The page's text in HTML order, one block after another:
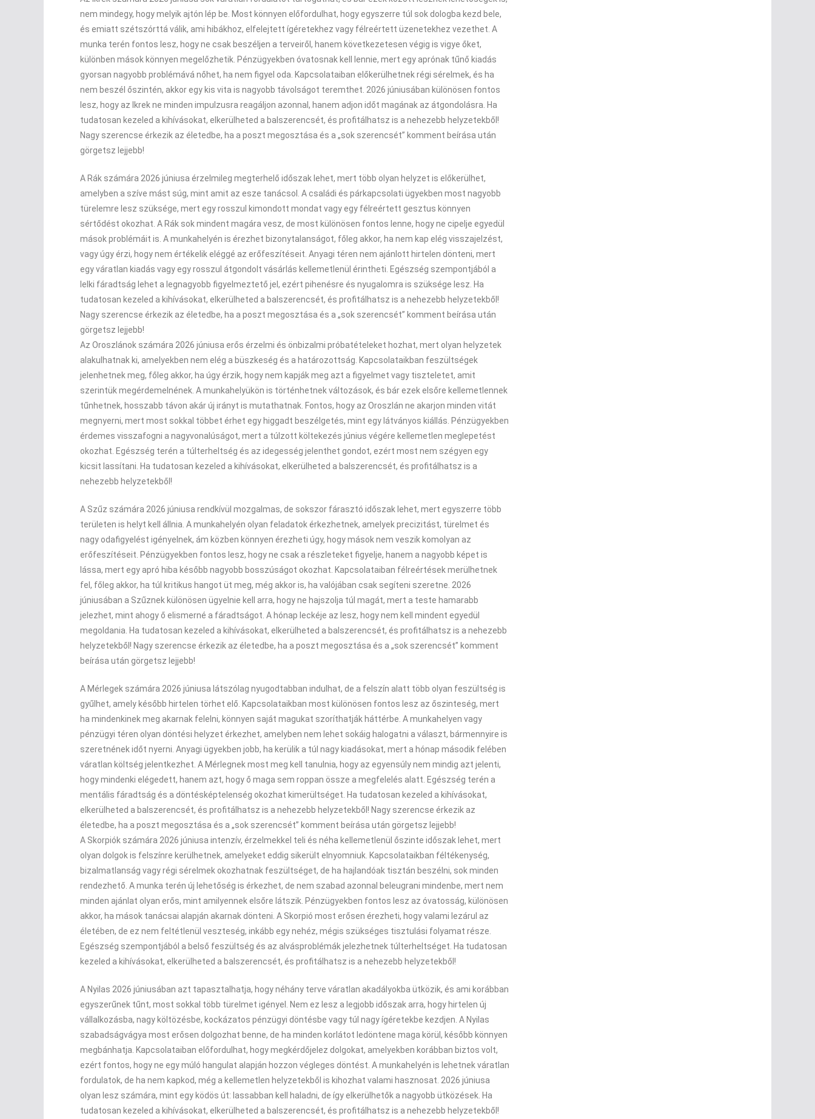
nem mindegy, hogy melyik ajtón lép be. Most könnyen előfordulhat, hogy egyszerre túl sok dologba kezd bele,
és emiatt szétszórttá válik, ami hibákhoz, elfelejtett ígéretekhez vagy félreértett üzenetekhez vezethet. A
munka terén fontos lesz, hogy ne csak beszéljen a terveiről, hanem következetesen végig is vigye őket,
különben mások könnyen megelőzhetik. Pénzügyekben óvatosnak kell lennie, mert egy aprónak tűnő kiadás
gyorsan nagyobb problémává nőhet, ha nem figyel oda. Kapcsolataiban előkerülhetnek régi sérelmek, és ha
nem beszél őszintén, akkor egy kis vita is nagyobb távolságot teremthet. 2026 júniusában különösen fontos
lesz, hogy az Ikrek ne minden impulzusra reagáljon azonnal, hanem adjon időt magának az átgondolásra. Ha
tudatosan kezeled a kihívásokat, elkerülheted a balszerencsét, és profitálhatsz is a nehezebb helyzetekből!
Nagy szerencse érkezik az életedbe, ha a poszt megosztása és a „sok szerencsét” komment beírása után
görgetsz lejjebb!
A Rák számára 2026 júniusa érzelmileg megterhelő időszak lehet, mert több olyan helyzet is előkerülhet,
amelyben a szíve mást súg, mint amit az esze tanácsol. A családi és párkapcsolati ügyekben most nagyobb
türelemre lesz szüksége, mert egy rosszul kimondott mondat vagy egy félreértett gesztus könnyen
sértődést okozhat. A Rák sok mindent magára vesz, de most különösen fontos lenne, hogy ne cipelje egyedül
mások problémáit is. A munkahelyén is érezhet bizonytalanságot, főleg akkor, ha nem kap elég visszajelzést,
vagy úgy érzi, hogy nem értékelik eléggé az erőfeszítéseit. Anyagi téren nem ajánlott hirtelen dönteni, mert
egy váratlan kiadás vagy egy rosszul átgondolt vásárlás kellemetlenül érintheti. Egészség szempontjából a
lelki fáradtság lehet a legnagyobb figyelmeztető jel, ezért pihenésre és nyugalomra is szüksége lesz. Ha
tudatosan kezeled a kihívásokat, elkerülheted a balszerencsét, és profitálhatsz is a nehezebb helyzetekből!
Nagy szerencse érkezik az életedbe, ha a poszt megosztása és a „sok szerencsét” komment beírása után
görgetsz lejjebb!
Az Oroszlánok számára 2026 júniusa erős érzelmi és önbizalmi próbatételeket hozhat, mert olyan helyzetek
alakulhatnak ki, amelyekben nem elég a büszkeség és a határozottság. Kapcsolataikban feszültségek
jelenhetnek meg, főleg akkor, ha úgy érzik, hogy nem kapják meg azt a figyelmet vagy tiszteletet, amit
szerintük megérdemelnének. A munkahelyükön is történhetnek változások, és bár ezek elsőre kellemetlennek
tűnhetnek, hosszabb távon akár új irányt is mutathatnak. Fontos, hogy az Oroszlán ne akarjon minden vitát
megnyerni, mert most sokkal többet érhet egy higgadt beszélgetés, mint egy látványos kiállás. Pénzügyekben
érdemes visszafogni a nagyvonalúságot, mert a túlzott költekezés június végére kellemetlen meglepetést
okozhat. Egészség terén a túlterheltség és az idegesség jelenthet gondot, ezért most nem szégyen egy
kicsit lassítani. Ha tudatosan kezeled a kihívásokat, elkerülheted a balszerencsét, és profitálhatsz is a
nehezebb helyzetekből!
A Szűz számára 2026 júniusa rendkívül mozgalmas, de sokszor fárasztó időszak lehet, mert egyszerre több
területen is helyt kell állnia. A munkahelyén olyan feladatok érkezhetnek, amelyek precizitást, türelmet és
nagy odafigyelést igényelnek, ám közben könnyen érezheti úgy, hogy mások nem veszik komolyan az
erőfeszítéseit. Pénzügyekben fontos lesz, hogy ne csak a részleteket figyelje, hanem a nagyobb képet is
lássa, mert egy apró hiba később nagyobb bosszúságot okozhat. Kapcsolataiban félreértések merülhetnek
fel, főleg akkor, ha túl kritikus hangot üt meg, még akkor is, ha valójában csak segíteni szeretne. 2026
júniusában a Szűznek különösen ügyelnie kell arra, hogy ne hajszolja túl magát, mert a teste hamarabb
jelezhet, mint ahogy ő elismerné a fáradtságot. A hónap leckéje az lesz, hogy nem kell mindent egyedül
megoldania. Ha tudatosan kezeled a kihívásokat, elkerülheted a balszerencsét, és profitálhatsz is a nehezebb
helyzetekből! Nagy szerencse érkezik az életedbe, ha a poszt megosztása és a „sok szerencsét” komment
beírása után görgetsz lejjebb!
A Mérlegek számára 2026 júniusa látszólag nyugodtabban indulhat, de a felszín alatt több olyan feszültség is
gyűlhet, amely később hirtelen törhet elő. Kapcsolataikban most különösen fontos lesz az őszinteség, mert
ha mindenkinek meg akarnak felelni, könnyen saját magukat szoríthatják háttérbe. A munkahelyen vagy
pénzügyi téren olyan döntési helyzet érkezhet, amelyben nem lehet sokáig halogatni a választ, bármennyire is
szeretnének időt nyerni. Anyagi ügyekben jobb, ha kerülik a túl nagy kiadásokat, mert a hónap második felében
váratlan költség jelentkezhet. A Mérlegnek most meg kell tanulnia, hogy az egyensúly nem mindig azt jelenti,
hogy mindenki elégedett, hanem azt, hogy ő maga sem roppan össze a megfelelés alatt. Egészség terén a
mentális fáradtság és a döntésképtelenség okozhat kimerültséget. Ha tudatosan kezeled a kihívásokat,
elkerülheted a balszerencsét, és profitálhatsz is a nehezebb helyzetekből! Nagy szerencse érkezik az
életedbe, ha a poszt megosztása és a „sok szerencsét” komment beírása után görgetsz lejjebb!
A Skorpiók számára 2026 júniusa intenzív, érzelmekkel teli és néha kellemetlenül őszinte időszak lehet, mert
olyan dolgok is felszínre kerülhetnek, amelyeket eddig sikerült elnyomniuk. Kapcsolataikban féltékenység,
bizalmatlanság vagy régi sérelmek okozhatnak feszültséget, de ha hajlandóak tisztán beszélni, sok minden
rendezhető. A munka terén új lehetőség is érkezhet, de nem szabad azonnal beleugrani mindenbe, mert nem
minden ajánlat olyan erős, mint amilyennek elsőre látszik. Pénzügyekben fontos lesz az óvatosság, különösen
akkor, ha mások tanácsai alapján akarnak dönteni. A Skorpió most erősen érezheti, hogy valami lezárul az
életében, de ez nem feltétlenül veszteség, inkább egy nehéz, mégis szükséges tisztulási folyamat része.
Egészség szempontjából a belső feszültség és az alvásproblémák jelezhetnek túlterheltséget. Ha tudatosan
kezeled a kihívásokat, elkerülheted a balszerencsét, és profitálhatsz is a nehezebb helyzetekből!
A Nyilas 2026 júniusában azt tapasztalhatja, hogy néhány terve váratlan akadályokba ütközik, és ami korábban
egyszerűnek tűnt, most sokkal több türelmet igényel. Nem ez lesz a legjobb időszak arra, hogy hirtelen új
vállalkozásba, nagy költözésbe, kockázatos pénzügyi döntésbe vagy túl nagy ígéretekbe kezdjen. A Nyilas
szabadságvágya most erősen dolgozhat benne, de ha minden korlátot ledöntene maga körül, később könnyen
megbánhatja. Kapcsolataiban előfordulhat, hogy megkérdőjelez dolgokat, amelyekben korábban biztos volt,
ezért fontos, hogy ne egy múló hangulat alapján hozzon végleges döntést. A munkahelyén is lehetnek váratlan
fordulatok, de ha nem kapkod, még a kellemetlen helyzetekből is kihozhat valami hasznosat. 2026 júniusa
olyan lesz számára, mint egy ködös út: lassabban kell haladni, de így elkerülhetők a nagyobb ütközések. Ha
tudatosan kezeled a kihívásokat, elkerülheted a balszerencsét, és profitálhatsz is a nehezebb helyzetekből!